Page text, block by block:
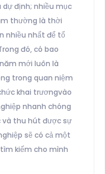
định; nhiều mục
thường là thời
nhiều nhất để tổ
đó, có bao
mới luôn là
trong quan niệm
khai trươngvào
nhanh chóng
và thu hút được sự
sẽ có cả một
kiếm cho mình